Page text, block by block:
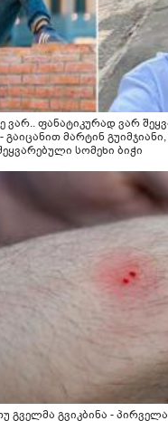
ვარ.. ფანატიკურად ვარ
მარტინ
სომეხი ბიჭი
გველმა გვიკბინა -